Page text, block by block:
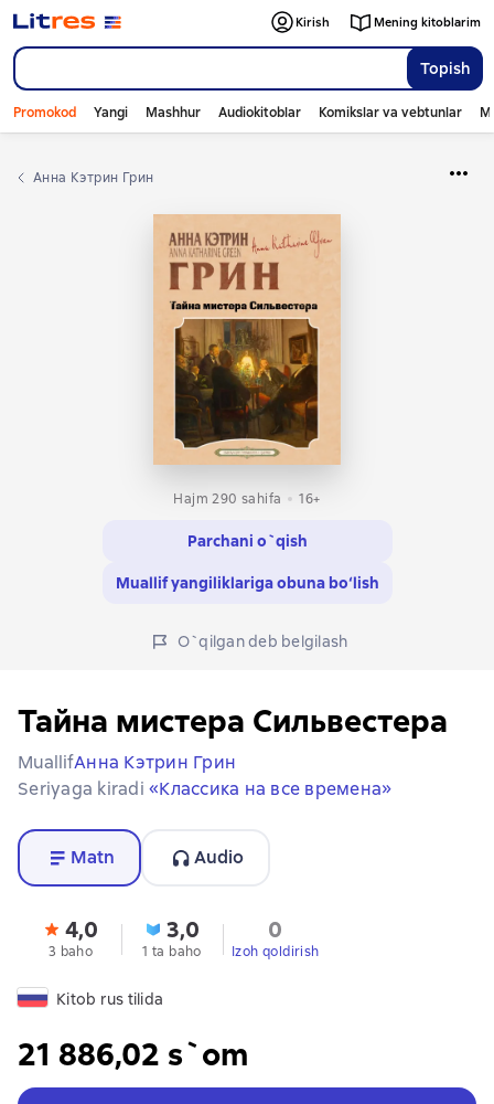
Topish
Kirish Mening kitoblarim
Promokod Yangi Mashhur Audiokitoblar Komikslar va vebtunlar
Анна Кэтрин Грин
Hajm 290 sahifa 16+
Parchani o`qish
Muallif yangiliklariga obuna bo‘lish
O`qilgan deb belgilash
Тайна мистера Сильвестера
MuallifАнна Кэтрин Грин
Seriyaga kiradi «Классика на все времена»
Matn Audio
4,0
3 baho
3,0
1 ta baho
0
Izoh qoldirish
Kitob rus tilida
21 886,02 s`om